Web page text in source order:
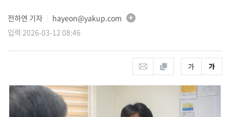
전하연 기자
hayeon@yakup.com
입력 2026-03-12 08:46